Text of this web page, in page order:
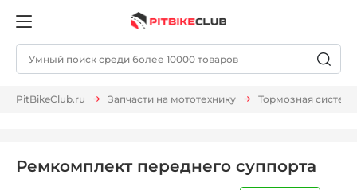
PitBikeClub.ru Запчасти на мототехнику Тормозная система
Ремкомплект переднего суппорта